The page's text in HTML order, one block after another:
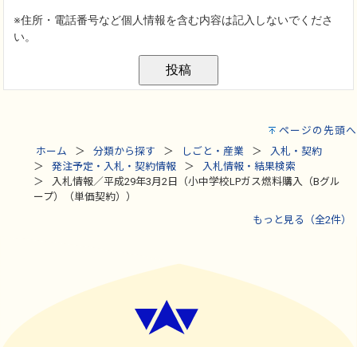
ページの先頭へ
ホーム
分類から探す しごと・産業
入札・契約
発注予定・入札・契約情報
入札情報・結果検索
入札情報／平成29年3月2日（小中学校LPガス燃料購入（Bグル
ープ）（単価契約））
もっと見る（全2件）